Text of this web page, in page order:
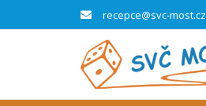
recepce@svc-most.cz